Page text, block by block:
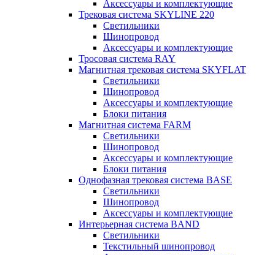
Аксессуары и комплектующие
Трековая система SKYLINE 220
Светильники
Шинопровод
Аксессуары и комплектующие
Тросовая система RAY
Магнитная трековая система SKYFLAT
Светильники
Шинопровод
Аксессуары и комплектующие
Блоки питания
Магнитная система FARM
Светильники
Шинопровод
Аксессуары и комплектующие
Блоки питания
Однофазная трековая система BASE
Светильники
Шинопровод
Аксессуары и комплектующие
Интерьерная система BAND
Светильники
Текстильный шинопровод